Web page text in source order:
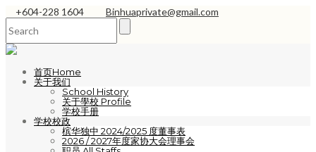
+604-228 1604 Binhuaprivate@gmail.com
首页Home
关于我们
School History
关于學校 Profile
学校手册
学校校政
槟华独中 2024/2025 度董事表
2026 / 2027年度家协大会理事会